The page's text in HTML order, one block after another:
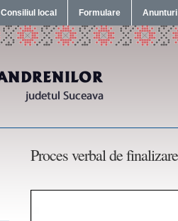
Consiliul local Formulare Anunturi
Proces verbal de